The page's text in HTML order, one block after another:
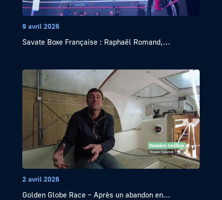
9 avril 2026
Savate Boxe Française : Raphaël Romand,...
2 avril 2026
Golden Globe Race – Après un abandon en...